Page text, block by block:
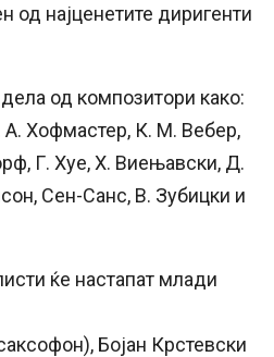
од најценетите диригенти
од композитори како:
Хофмастер, К. М. Вебер,
Г. Хуе, Х. Виењавски, Д.
Сен-Санс, В. Зубицки и
ќе настапат млади
Бојан Крстевски